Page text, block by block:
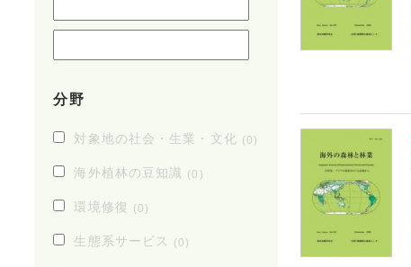
分野
対象地の社会・生業・文化 (0)
海外植林の豆知識 (0)
環境修復 (0)
生態系サービス (0)